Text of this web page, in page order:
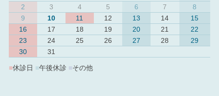
2
3 4 5 6 7
8
9
10 11 12 13 14
15
16
17 18 19 20 21
22
23
24 25 26 27 28
29
30
31
■休診日 ■午後休診 その他